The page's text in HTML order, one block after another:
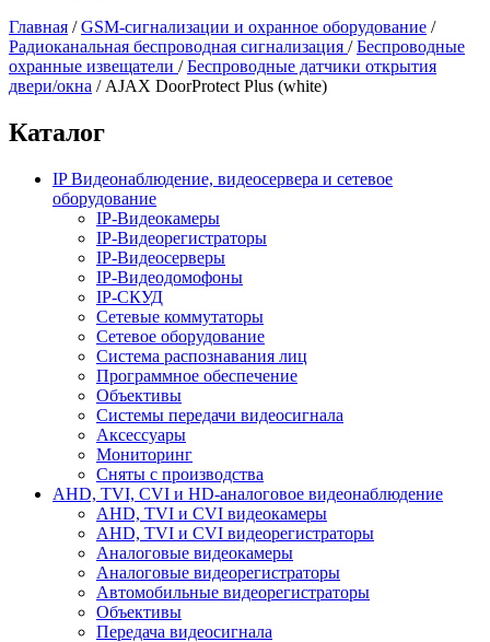
Главная /GSM-сигнализации и охранное оборудование /
Радиоканальная беспроводная сигнализация /Беспроводные
охранные извещатели /Беспроводные датчики открытия
двери/окна / AJAX DoorProtect Plus (white)
Каталог
IP Видеонаблюдение, видеосервера и сетевое
оборудование
IP-Видеокамеры
IP-Видеорегистраторы
IP-Видеосерверы
IP-Видеодомофоны
IP-СКУД
Сетевые коммутаторы
Сетевое оборудование
Система распознавания лиц
Программное обеспечение
Объективы
Системы передачи видеосигнала
Аксессуары
Мониторинг
Сняты с производства
AHD, TVI, CVI и HD-аналоговое видеонаблюдение
AHD, TVI и CVI видеокамеры
AHD, TVI и CVI видеорегистраторы
Аналоговые видеокамеры
Аналоговые видеорегистраторы
Автомобильные видеорегистраторы
Объективы
Передача видеосигнала